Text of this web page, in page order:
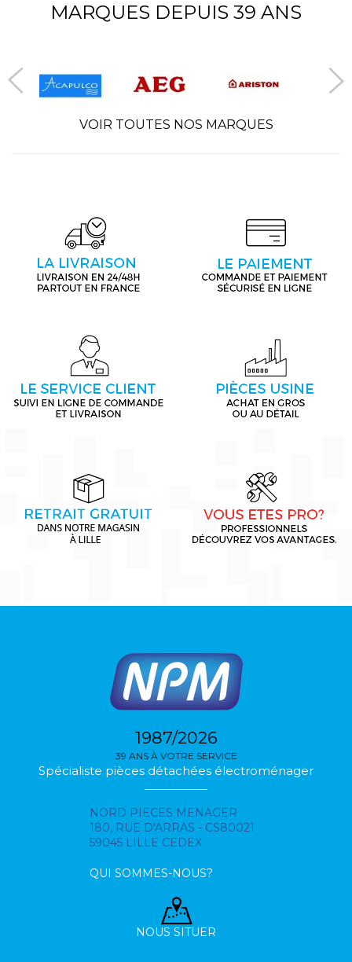
MARQUES DEPUIS 39 ANS
VOIR TOUTES NOS MARQUES
1987/2026
39 ANS À VOTRE SERVICE
Spécialiste pièces détachées électroménager
NORD PIECES MENAGER
180, RUE D'ARRAS - CS80021
59045 LILLE CEDEX
QUI SOMMES-NOUS?
NOUS SITUER